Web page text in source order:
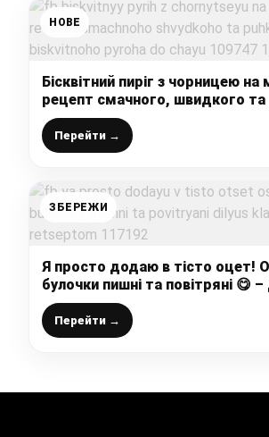
НОВЕ
Бісквітний пиріг з чорницею на
рецепт смачного, швидкого та
бісквітного пирога до чаю
Перейти →
ЗБЕРЕЖИ
Я просто додаю в тісто оцет!
булочки пишні та повітряні 😋
класним рецептом
Перейти →